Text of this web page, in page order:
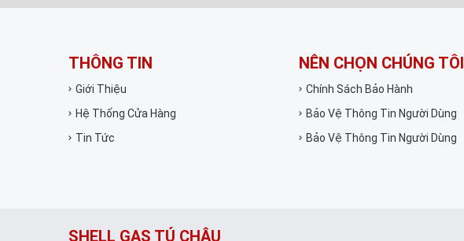
THÔNG TIN
Giới Thiệu
Hệ Thống Cửa Hàng
Tin Tức
NÊN CHỌN CHÚNG TÔI
Chính Sách Bảo Hành
Bảo Vệ Thông Tin Người Dùng
Bảo Vệ Thông Tin Người Dùng
SHELL GAS TÚ CHÂU